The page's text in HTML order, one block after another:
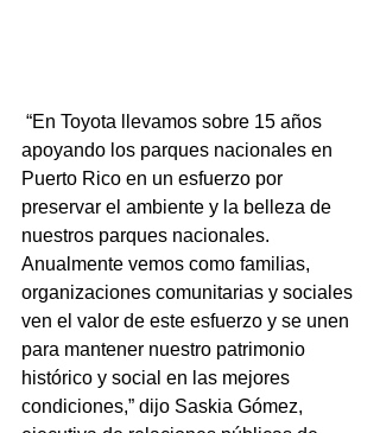
“En Toyota llevamos sobre 15 años
apoyando los parques nacionales en
Puerto Rico en un esfuerzo por
preservar el ambiente y la belleza de
nuestros parques nacionales.
Anualmente vemos como familias,
organizaciones comunitarias y sociales
ven el valor de este esfuerzo y se unen
para mantener nuestro patrimonio
histórico y social en las mejores
condiciones,” dijo Saskia Gómez,